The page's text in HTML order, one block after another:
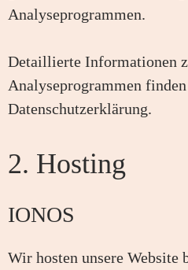
Analyseprogrammen.
Detaillierte Informationen
Analyseprogrammen
Datenschutzerklärung.
2. Hosting
IONOS
Wir hosten unsere Website